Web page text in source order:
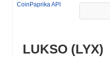
CoinPaprika API
LUKSO (LYX)